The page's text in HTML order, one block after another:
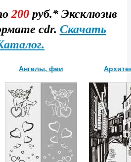
200 руб.* Эксклюзив
cdr. Скачать
Ангелы, феи